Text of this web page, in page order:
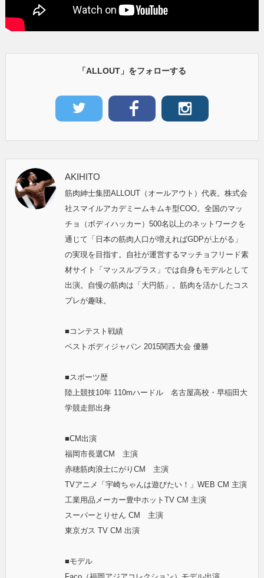
「ALLOUT」をフォローする
AKIHITO
筋肉紳士集団ALLOUT（オールアウト）代表。株式会
社スマイルアカデミームキムキ型COO。全国のマッ
チョ（ボディハッカー）500名以上のネットワークを
通じて「日本の筋肉人口が増えればGDPが上がる」
の実現を目指す。自社が運営するマッチョフリード素
材サイト「マッスルプラス」では自身もモデルとして
出演。自慢の筋肉は「大円筋」。筋肉を活かしたコス
プレが趣味。
■コンテスト戦績
ベストボディジャパン 2015関西大会 優勝
■スポーツ歴
陸上競技10年 110mハードル 名古屋高校・早稲田大
学競走部出身
■CM出演
福岡市長選CM 主演
赤穂筋肉浪士にがりCM 主演
TVアニメ「宇崎ちゃんは遊びたい！」WEB CM 主演
工業用品メーカー豊中ホットTV CM 主演
スーパーとりせん CM 主演
東京ガス TV CM 出演
■モデル